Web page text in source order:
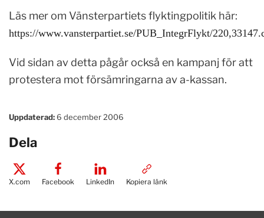
Läs mer om Vänsterpartiets flyktingpolitik här:
https://www.vansterpartiet.se/PUB_IntegrFlykt/
Vid sidan av detta pågår också en kampanj för att
protestera mot försämringarna av a-kassan.
Uppdaterad:6 december 2006
Dela
X.com Facebook LinkedIn Kopiera länk